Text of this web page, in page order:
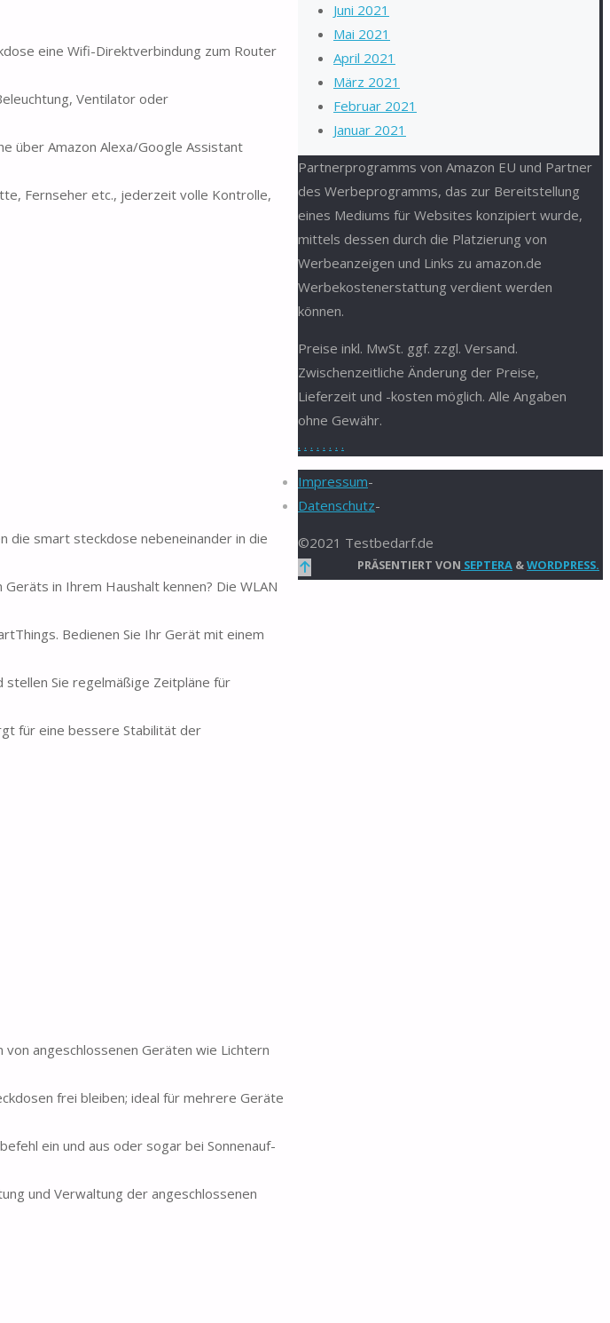
eine Wifi-Direktverbindung zum Router
Ventilator oder
über Amazon Alexa/Google Assistant
Fernseher etc., jederzeit volle Kontrolle,
die smart steckdose nebeneinander in die
in Ihrem Haushalt kennen? Die WLAN
Bedienen Sie Ihr Gerät mit einem
stellen Sie regelmäßige Zeitpläne für
für eine bessere Stabilität der
von angeschlossenen Geräten wie Lichtern
frei bleiben; ideal für mehrere Geräte
ein und aus oder sogar bei Sonnenauf-
und Verwaltung der angeschlossenen
Juni 2021
Mai 2021
April 2021
März 2021
Februar 2021
Januar 2021
Partnerprogramms von Amazon EU und Partner
des Werbeprogramms, das zur Bereitstellung
eines Mediums für Websites konzipiert wurde,
mittels dessen durch die Platzierung von
Werbeanzeigen und Links zu amazon.de
Werbekostenerstattung verdient werden
können.
Preise inkl. MwSt. ggf. zzgl. Versand.
Zwischenzeitliche Änderung der Preise,
Lieferzeit und -kosten möglich. Alle Angaben
ohne Gewähr.
. . . . . . . .
Impressum-
Datenschutz-
©2021 Testbedarf.de
PRÄSENTIERT VON SEPTERA &WORDPRESS.
Zurück